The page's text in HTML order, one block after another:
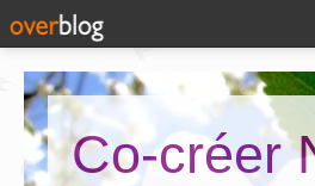
Co-créer